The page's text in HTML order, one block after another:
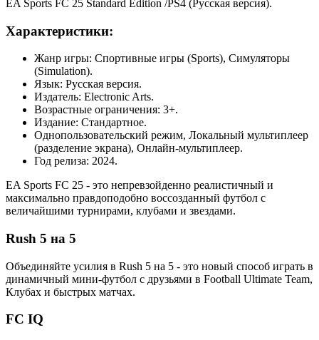
EA Sports FC 25 Standard Edition /PS4 (Русская версия).
Характеристики:
Жанр игры: Спортивные игры (Sports), Симуляторы
(Simulation).
Язык: Русская версия.
Издатель: Electronic Arts.
Возрастные ограничения: 3+.
Издание: Стандартное.
Однопользовательский режим, Локальный мультиплеер
(разделение экрана), Онлайн-мультиплеер.
Год релиза: 2024.
EA Sports FC 25 - это непревзойденно реалистичный и
максимально правдоподобно воссозданный футбол с
величайшими турнирами, клубами и звездами.
Rush 5 на 5
Объединяйте усилия в Rush 5 на 5 - это новый способ играть в
динамичный мини-футбол с друзьями в Football Ultimate Team,
Клубах и быстрых матчах.
FC IQ